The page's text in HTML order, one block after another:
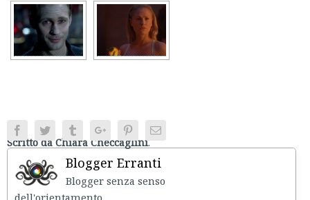
Scritto da Chiara Checcaglini.
FacebookTwitter TumblrGoogle+PinterestEmail
Blogger Erranti
Blogger senza senso